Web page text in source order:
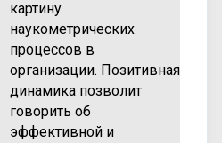
картину
наукометрических
процессов в
организации. Позитивная
динамика позволит
говорить об
эффективной и